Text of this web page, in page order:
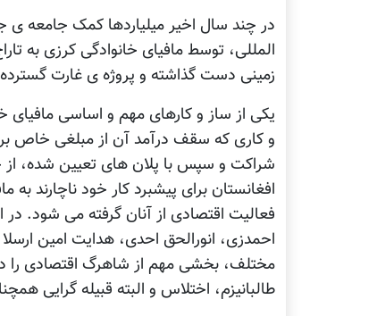
در چند سال اخیر میلیاردها کمک جامعه ی
المللی، توسط مافیای خانوادگی کرزی به
زمینی دست گذاشته و پروژه ی غارت
یکی از ساز و کارهای مهم و اساسی
و کاری که سقف درآمد آن از مبلغی خاص
شراکت و سپس با پلان های تعیین شده، از
افغانستان برای پیشبرد کار خود ناچارند به
فعالیت اقتصادی از آنان گرفته می شود.
احمدزی، انورالحق احدی، هدایت امین
مختلف، بخشی مهم از شاهرگ اقتصادی را در
طالبانیزم، اختلاس و البته قبیله گرایی